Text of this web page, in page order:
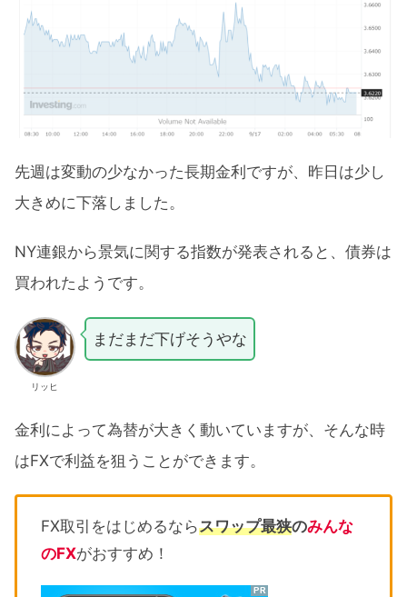
先週は変動の少なかった長期金利ですが、昨日は少し
大きめに下落しました。
NY連銀から景気に関する指数が発表されると、債券は
買われたようです。
リッヒ
まだまだ下げそうやな
金利によって為替が大きく動いていますが、そんな時
はFXで利益を狙うことができます。
FX取引をはじめるならスワップ最狭のみんな
のFXがおすすめ！